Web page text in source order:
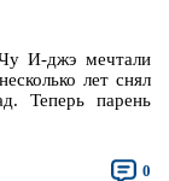
И-джэ мечтали
лет снял
Теперь парень
0